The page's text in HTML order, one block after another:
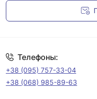
Телефоны:
+38 (095) 757-33-04
+38 (068) 985-89-63